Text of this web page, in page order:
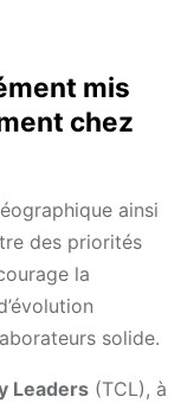
mis
chez
ainsi
des priorités
la
solide.
Leaders (TCL), à